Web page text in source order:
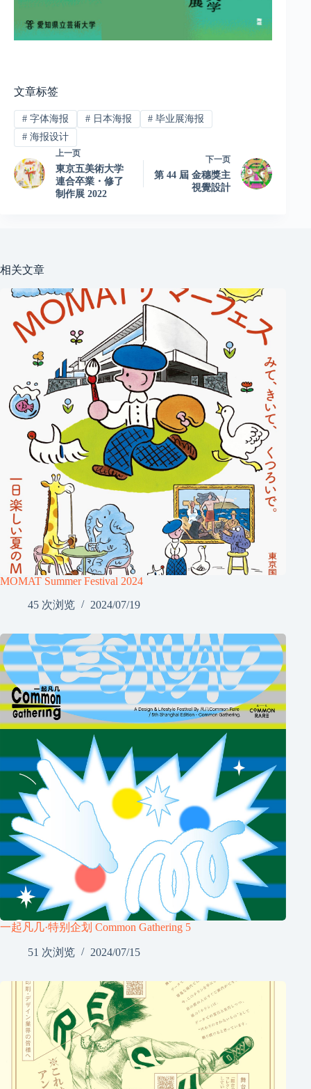
文章标签
#字体海报 #日本海报 # 毕业展海报
#海报设计
上一页
東京五美術大学
連合卒業・修了
制作展 2022
下一页
第 44 屆 金穗獎主
視覺設計
相关文章
MOMAT Summer Festival 2024
45 次浏览
2024/07/19
一起凡几·特别企划 Common Gathering 5
51 次浏览 2024/07/15